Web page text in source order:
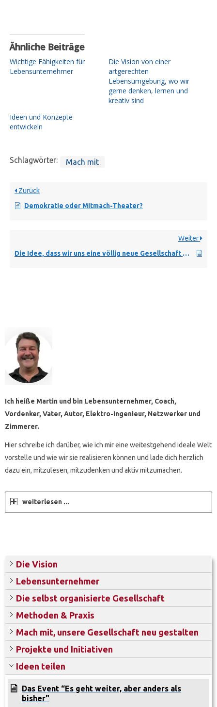
Ich heiße Martin und bin Lebensunternehmer, Coach,
Vordenker, Vater, Autor, Elektro-Ingenieur, Netzwerker und
Zimmerer.
Hier schreibe ich darüber, wie ich mir eine weitestgehend ideale Welt
vorstelle und wie wir sie realisieren können und lade dich herzlich
dazu ein, mitzulesen, mitzudenken und aktiv mitzumachen.
weiterlesen ...
Die Vision
Lebensunternehmer
Die selbst organisierte Gesellschaft
Methoden & Praxis
Mach mit, unsere Gesellschaft neu gestalten
Projekte und Initiativen
Ideen teilen
Das Event “Es geht weiter, aber anders als
bisher"
Ähnliche Beiträge
Wichtige Fähigkeiten für
Lebensunternehmer
Die Vision von einer
artgerechten
Lebensumgebung, wo wir
gerne denken, lernen und
kreativ sind
Ideen und Konzepte
entwickeln
Schlagwörter: Mach mit
Zurück
Demokratie oder Mitmach-Theater?
Weiter
Die Idee, dass wir uns eine völlig neue Gesellschaft erschaffen können, wenn wir neue Werte und Gewohnheiten leben